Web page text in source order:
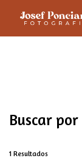
Buscar por
1 Resultados